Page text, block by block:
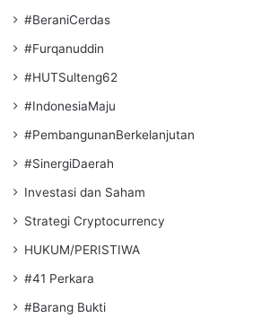
#BeraniCerdas
#Furqanuddin
#HUTSulteng62
#IndonesiaMaju
#PembangunanBerkelanjutan
#SinergiDaerah
Investasi dan Saham
Strategi Cryptocurrency
HUKUM/PERISTIWA
#41 Perkara
#Barang Bukti